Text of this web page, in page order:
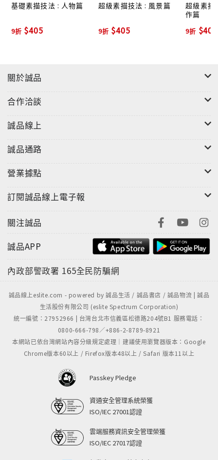
基礎素描技法 : 人物篇
9折 $405
超級素描技法 : 風景篇
9折 $405
超級素描
作篇
9折 $405
關於誠品
合作洽談
誠品線上
誠品通路
營業據點
訂閱誠品線上電子報
關注誠品
誠品APP
內政部警政署 165全民防騙網
誠品線上eslite.com - powered by 誠品生活 / 誠品書店 / 誠品物流 | 誠品
生活股份有限公司 (eslite Spectrum Corporation)
統一編號：27952966 | 台灣台北市信義區松德路204號B1 服務電話：
0800-666-798／+886-2-8789-8921
本網站已依台灣網站內容分級規定處理｜建議使用瀏覽器版本：Google
Chrome版本60以上 / Firefox版本48以上 / Safari 版本11以上
Passkey Pledge
資通安全管理系統榮獲
ISO/IEC 27001認證
雲端服務資訊安全管理榮獲
ISO/IEC 27017認證